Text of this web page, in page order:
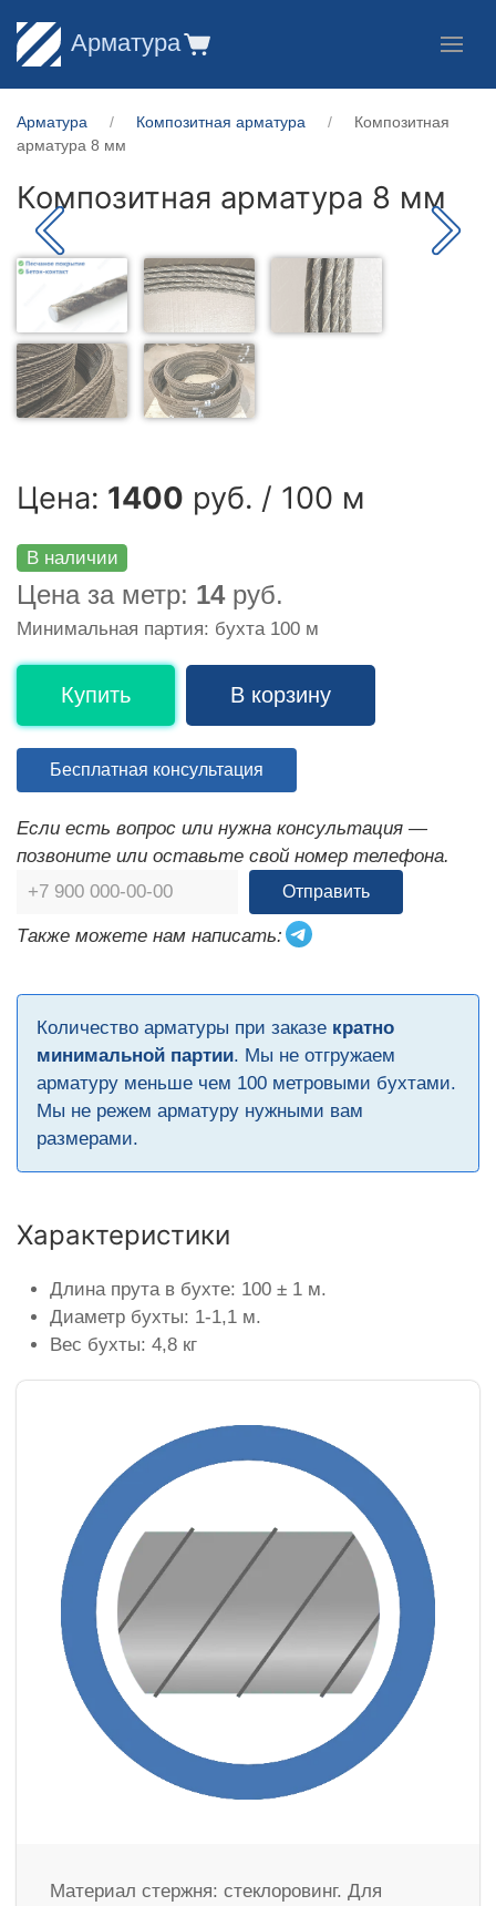
Арматура
Арматура Композитная арматура
Композитная
арматура 8 мм
Композитная арматура 8 мм
Цена: 1400 руб. / 100 м
В наличии
Цена за метр: 14руб.
Минимальная партия: бухта 100 м
Купить В корзину
Бесплатная консультация
Если есть вопрос или нужна консультация —
позвоните или оставьте свой номер телефона.
Отправить
Также можете нам написать:
Количество арматуры при заказе кратно
минимальной партии. Мы не отгружаем
арматуру меньше чем 100 метровыми бухтами.
Мы не режем арматуру нужными вам
размерами.
Характеристики
Длина прута в бухте: 100 ± 1 м.
Диаметр бухты: 1-1,1 м.
Вес бухты: 4,8 кг
Материал стержня: стеклоровинг. Для